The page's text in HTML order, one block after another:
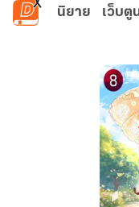
ข้ามไปยังเนื้อหาหลัก
นิยาย เว็บตู